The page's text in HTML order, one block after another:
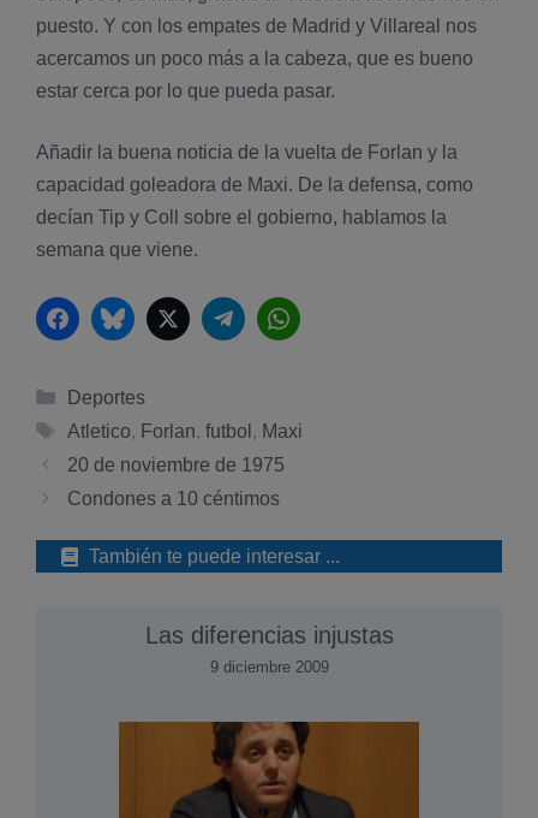
puesto. Y con los empates de Madrid y Villareal nos
acercamos un poco más a la cabeza, que es bueno
estar cerca por lo que pueda pasar.
Añadir la buena noticia de la vuelta de Forlan y la
capacidad goleadora de Maxi. De la defensa, como
decí­an Tip y Coll sobre el gobierno, hablamos la
semana que viene.
FacebookBluesky Twitter Telegram
Categorías
Deportes
Etiquetas
Atletico, Forlan, futbol , Maxi
20 de noviembre de 1975
Condones a 10 céntimos
También te puede interesar ...
Las diferencias injustas
9 diciembre 2009